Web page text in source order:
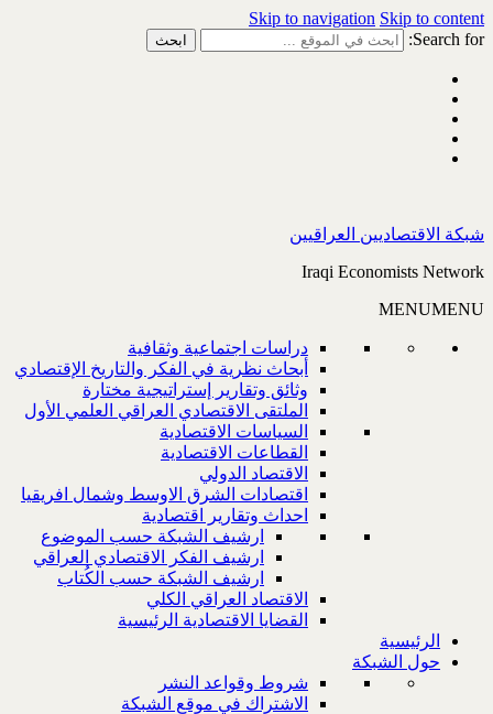
Skip to navigation Skip to content
Search for:
شبكة الاقتصاديين العراقيين
Iraqi Economists Network
MENUMENU
دراسات اجتماعية وثقافية
أبحاث نظرية في الفكر والتاريخ الإقتصادي
وثائق وتقارير إستراتيجية مختارة
الملتقى الاقتصادي العراقي العلمي الأول
السياسات الاقتصادية
القطاعات الاقتصادية
الاقتصاد الدولي
اقتصادات الشرق الاوسط وشمال افريقيا
احداث وتقارير اقتصادية
ارشيف الشبكة حسب الموضوع
ارشيف الفكر الاقتصادي العراقي
ارشيف الشبكة حسب الكُتاب
الاقتصاد العراقي الكلي
القضايا الاقتصادية الرئيسية
الرئيسية
حول الشبكة
شروط وقواعد النشر
الاشتراك في موقع الشبكة